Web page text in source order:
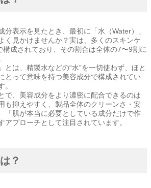
分表示を見たとき、最初に「水（Water）」
く見かけませんか？実は、多くのスキンケ
構成されており、その割合は全体の7〜9割に
」とは、精製水などの“水”を一切使わず、ほと
とって意味を持つ美容成分で構成されてい
。
で、美容成分をより濃密に配合できるのは
も抑えやすく、製品全体のクリーンさ・安
「肌が本当に必要としている成分だけで作
アプローチとして注目されています。
？